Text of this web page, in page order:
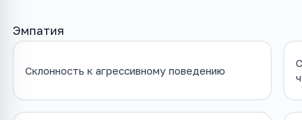
Эмпатия
Склонность к агрессивному поведению